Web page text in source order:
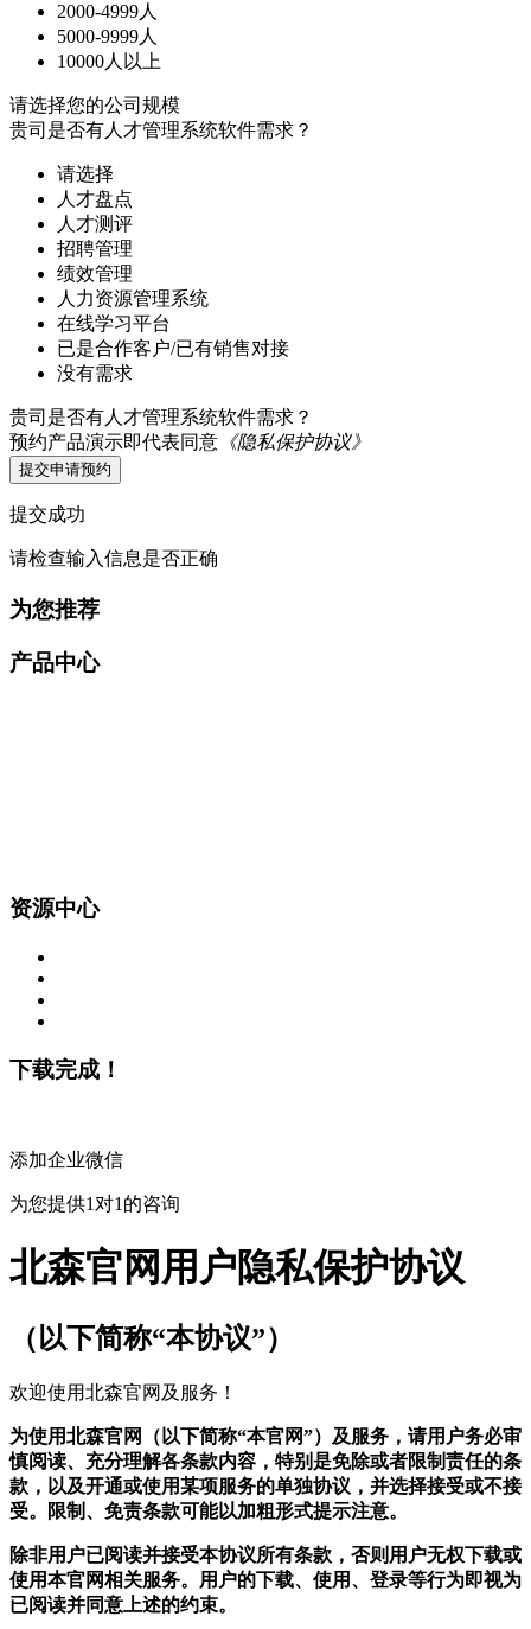
2000-4999人
5000-9999人
10000人以上
请选择您的公司规模
贵司是否有人才管理系统软件需求？
请选择
人才盘点
人才测评
招聘管理
绩效管理
人力资源管理系统
在线学习平台
已是合作客户/已有销售对接
没有需求
贵司是否有人才管理系统软件需求？
预约产品演示即代表同意 《隐私保护协议》
提交申请预约
提交成功
请检查输入信息是否正确
为您推荐
产品中心
资源中心
下载完成！
添加企业微信
为您提供1对1的咨询
北森官网用户隐私保护协议
（以下简称“本协议”）
欢迎使用北森官网及服务！
为使用北森官网（以下简称“本官网”）及服务，请用户务必审
慎阅读、充分理解各条款内容，特别是免除或者限制责任的条
款，以及开通或使用某项服务的单独协议，并选择接受或不接
受。限制、免责条款可能以加粗形式提示注意。
除非用户已阅读并接受本协议所有条款，否则用户无权下载或
使用本官网相关服务。用户的下载、使用、登录等行为即视为
已阅读并同意上述的约束。